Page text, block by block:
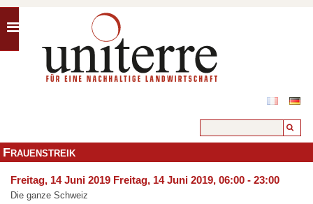
Frauenstreik
Freitag, 14 Juni 2019 Freitag, 14 Juni 2019, 06:00 - 23:00
Die ganze Schweiz